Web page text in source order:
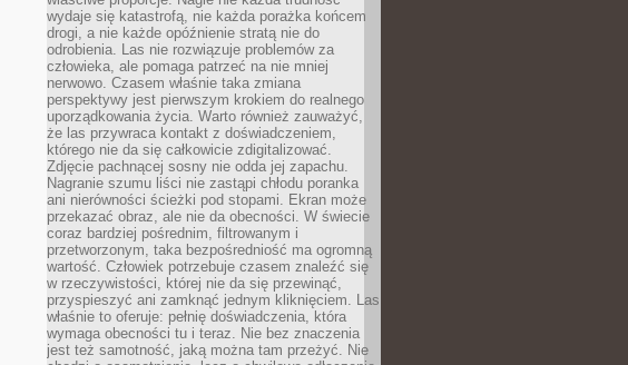
wydaje się katastrofą, nie każda porażka końcem
drogi, a nie każde opóźnienie stratą nie do
odrobienia. Las nie rozwiązuje problemów za
człowieka, ale pomaga patrzeć na nie mniej
nerwowo. Czasem właśnie taka zmiana
perspektywy jest pierwszym krokiem do realnego
uporządkowania życia. Warto również zauważyć,
że las przywraca kontakt z doświadczeniem,
którego nie da się całkowicie zdigitalizować.
Zdjęcie pachnącej sosny nie odda jej zapachu.
Nagranie szumu liści nie zastąpi chłodu poranka
ani nierówności ścieżki pod stopami. Ekran może
przekazać obraz, ale nie da obecności. W świecie
coraz bardziej pośrednim, filtrowanym i
przetworzonym, taka bezpośredniość ma ogromną
wartość. Człowiek potrzebuje czasem znaleźć się
w rzeczywistości, której nie da się przewinąć,
przyspieszyć ani zamknąć jednym kliknięciem. Las
właśnie to oferuje: pełnię doświadczenia, która
wymaga obecności tu i teraz. Nie bez znaczenia
jest też samotność, jaką można tam przeżyć. Nie